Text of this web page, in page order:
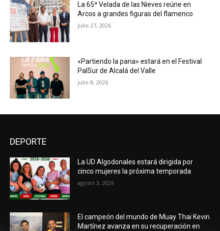
La 65ª Velada de las Nieves reúne en
Arcos a grandes figuras del flamenco
julio 27, 2026
«Partiendo la pana» estará en el Festival
PalSur de Alcalá del Valle
julio 8, 2026
DEPORTE
La UD Algodonales estará dirigida por
cinco mujeres la próxima temporada
agosto 3, 2026
El campeón del mundo de Muay Thai Kevin
Martínez avanza en su recuperación en